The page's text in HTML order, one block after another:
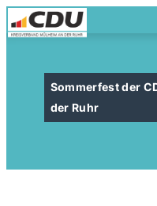
Sommerfest der
der Ruhr